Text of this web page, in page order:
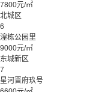
7800元/㎡
北城区
6
湟栋公园里
9000元/㎡
东城新区
7
星河晋府玖号